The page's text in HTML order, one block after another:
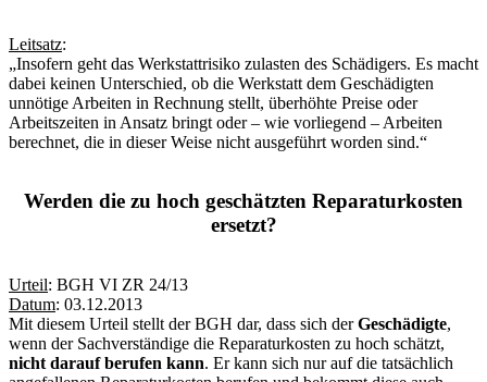
Leitsatz:
„Insofern geht das Werkstattrisiko zulasten des Schädigers. Es macht
dabei keinen Unterschied, ob die Werkstatt dem Geschädigten
unnötige Arbeiten in Rechnung stellt, überhöhte Preise oder
Arbeitszeiten in Ansatz bringt oder – wie vorliegend – Arbeiten
berechnet, die in dieser Weise nicht ausgeführt worden sind.“
Werden die zu hoch geschätzten Reparaturkosten
ersetzt?
Urteil: BGH VI ZR 24/13
Datum: 03.12.2013
Mit diesem Urteil stellt der BGH dar, dass sich derGeschädigte,
wenn der Sachverständige die Reparaturkosten zu hoch schätzt,
nicht darauf berufen kann. Er kann sich nur auf die tatsächlich